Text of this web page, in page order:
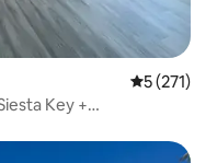
5 de uma
5 (271)
Key +